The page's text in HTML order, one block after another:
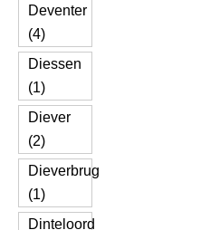
Deventer
(4)
Diessen
(1)
Diever
(2)
Dieverbrug
(1)
Dinteloord